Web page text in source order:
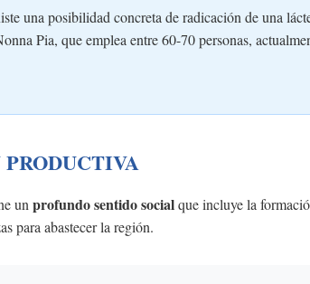
una posibilidad concreta de radicación de una
Pia, que emplea entre 60-70 personas,
un profundo sentido socialque incluye la
para abastecer la región.